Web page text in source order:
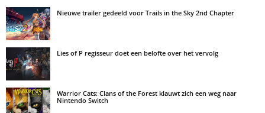
Nieuwe trailer gedeeld voor Trails in the Sky 2nd Chapter
Lies of P regisseur doet een belofte over het vervolg
Warrior Cats: Clans of the Forest klauwt zich een weg naar
Nintendo Switch